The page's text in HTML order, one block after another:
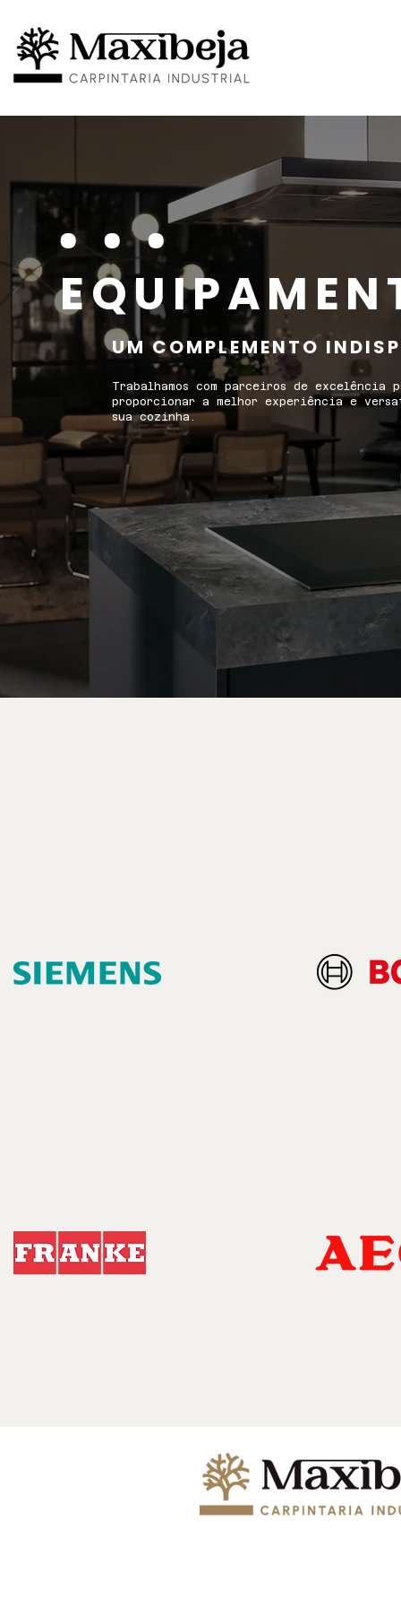
...
UM COMPLEMENTO
Trabalhamos com parceiros de excelência
proporcionar a melhor experiência e
sua cozinha.